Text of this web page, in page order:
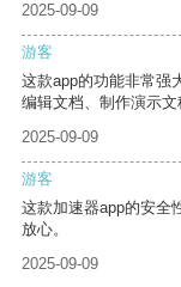
2025-09-09
游客
这款app的功能非常强
编辑文档、制作演示文
2025-09-09
游客
这款加速器app的安全
放心。
2025-09-09